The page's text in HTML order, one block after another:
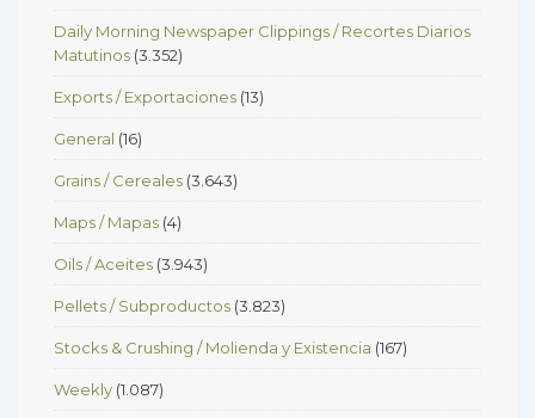
Daily Morning Newspaper Clippings / Recortes Diarios
Matutinos (3.352)
Exports / Exportaciones (13)
General (16)
Grains / Cereales (3.643)
Maps / Mapas (4)
Oils / Aceites (3.943)
Pellets / Subproductos (3.823)
Stocks & Crushing / Molienda y Existencia (167)
Weekly (1.087)